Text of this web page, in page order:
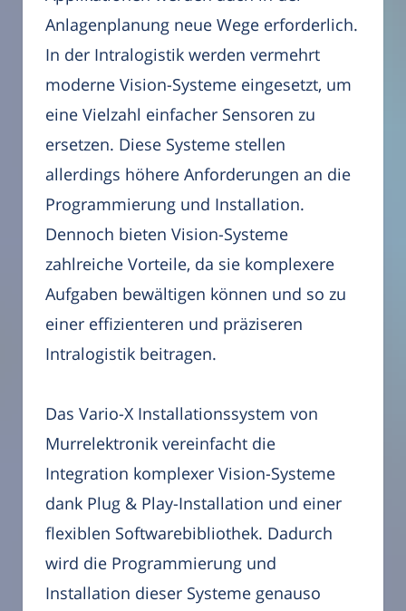
Anlagenplanung neue Wege erforderlich.
In der Intralogistik werden vermehrt
moderne Vision-Systeme eingesetzt, um
eine Vielzahl einfacher Sensoren zu
ersetzen. Diese Systeme stellen
allerdings höhere Anforderungen an die
Programmierung und Installation.
Dennoch bieten Vision-Systeme
zahlreiche Vorteile, da sie komplexere
Aufgaben bewältigen können und so zu
einer effizienteren und präziseren
Intralogistik beitragen.
Das Vario-X Installationssystem von
Murrelektronik vereinfacht die
Integration komplexer Vision-Systeme
dank Plug & Play-Installation und einer
flexiblen Softwarebibliothek. Dadurch
wird die Programmierung und
Installation dieser Systeme genauso